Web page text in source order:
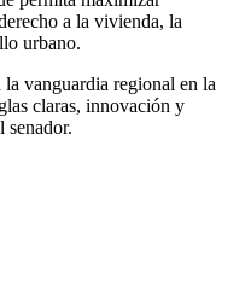
a la vivienda, la
urbano.
vanguardia regional en la
claras, innovación y
senador.